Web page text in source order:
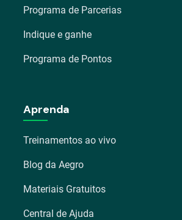
Programa de Parcerias
Indique e ganhe
Programa de Pontos
Aprenda
Treinamentos ao vivo
Blog da Aegro
Materiais Gratuitos
Central de Ajuda